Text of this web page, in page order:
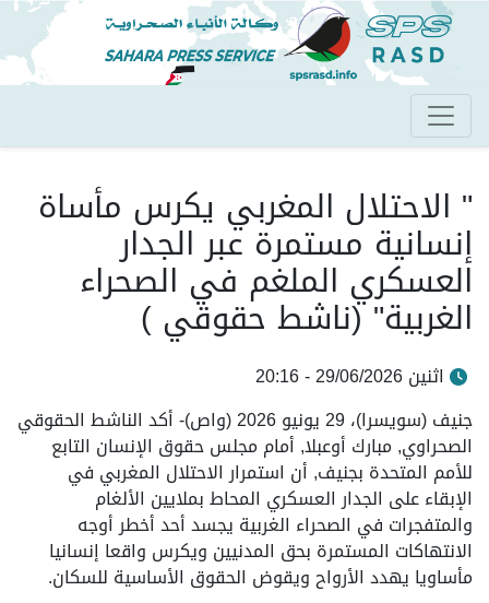
تجاوز
إلى
المحتوى
الرئيسي
" الاحتلال المغربي يكرس مأساة
إنسانية مستمرة عبر الجدار
العسكري الملغم في الصحراء
الغربية" (ناشط حقوقي )
اثنين 29/06/2026 - 20:16
جنيف (سويسرا)، 29 يونيو 2026 (واص)- أكد الناشط الحقوقي
الصحراوي, مبارك أوعبلا, أمام مجلس حقوق الإنسان التابع
للأمم المتحدة بجنيف, أن استمرار الاحتلال المغربي في
الإبقاء على الجدار العسكري المحاط بملايين الألغام
والمتفجرات في الصحراء الغربية يجسد أحد أخطر أوجه
الانتهاكات المستمرة بحق المدنيين ويكرس واقعا إنسانيا
مأساويا يهدد الأرواح ويقوض الحقوق الأساسية للسكان.